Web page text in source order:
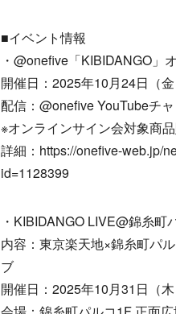
■イベント情報
・@onefive「KIBIDANGO」
開催日：2025年10月24日（
配信：@onefive YouTubeチ
※オンラインサイン会対象商
詳細：https://onefive-web.jp/
id=1128399
・KIBIDANGO LIVE@錦糸町
内容：東京楽天地×錦糸町パ
ブ
開催日：2025年10月31日（木